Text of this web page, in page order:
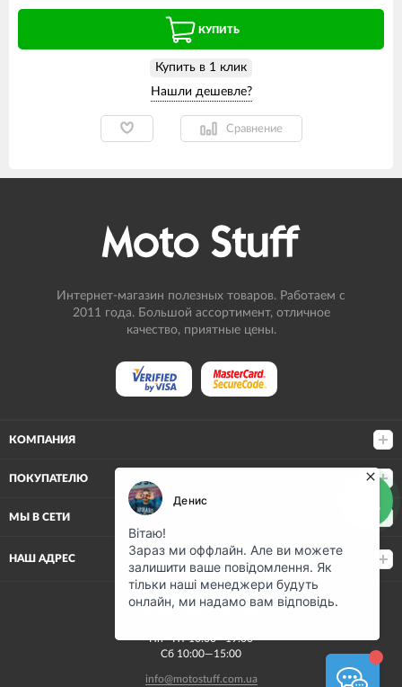
КУПИТЬ
Купить в 1 клик
Сравнение
Интернет-магазин полезных товаров. Работаем с
2011 года. Большой ассортимент, отличное
качество, приятные цены.
КОМПАНИЯ
ПОКУПАТЕЛЮ
МЫ В СЕТИ
НАШ АДРЕС
(068) 80-500-80
Пн—Пт 10:00—19:00
Сб 10:00—15:00
info@motostuff.com.ua